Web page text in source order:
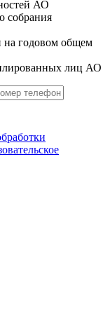
АО
собрания
на годовом общем
лиц АО